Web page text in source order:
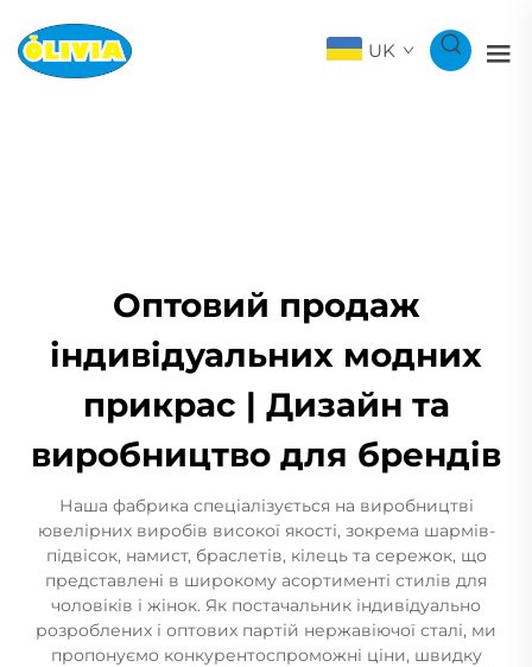
UK
Оптовий продаж
індивідуальних модних
прикрас | Дизайн та
виробництво для брендів
Наша фабрика спеціалізується на виробництві
ювелірних виробів високої якості, зокрема шармів-
підвісок, намист, браслетів, кілець та сережок, що
представлені в широкому асортименті стилів для
чоловіків і жінок. Як постачальник індивідуально
розроблених і оптових партій нержавіючої сталі, ми
пропонуємо конкурентоспроможні ціни, швидку